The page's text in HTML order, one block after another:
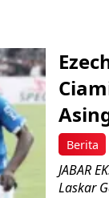
Berita
JABAR
Laskar